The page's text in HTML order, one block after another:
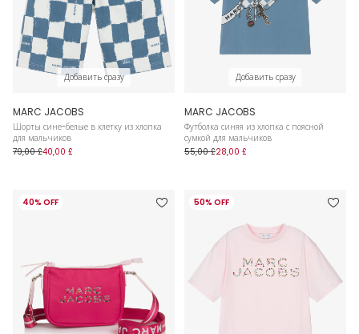
Добавить сразу
MARC JACOBS
Шорты сине-белые в клетку из хлопка
для мальчиков
79,00 £40,00 £
Добавить сразу
MARC JACOBS
Футболка синяя из хлопка с поясной
сумкой для мальчиков
55,00 £28,00 £
40% OFF 50% OFF